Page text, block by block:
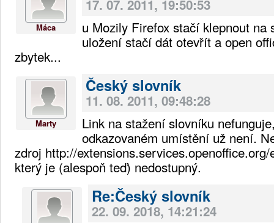
Máca
17. 07. 2011, 19:50:53
u Mozily Firefox stačí klepnout na
uložení stačí dát otevřít a open
zbytek...
Marty
Český slovník
11. 08. 2011, 09:48:28
Link na stažení slovníku
odkazovaném umístění už není.
zdroj http://
který je (alespoň teď) nedostupný.
Re:Český slovník
22. 09. 2018, 14:21:24